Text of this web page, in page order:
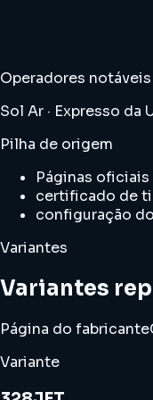
Operadores notáveis
Sol Ar · Expresso da
Pilha de origem
Páginas
certificado de
configuração
Variantes
Variantes
Página do fabricante
Variante